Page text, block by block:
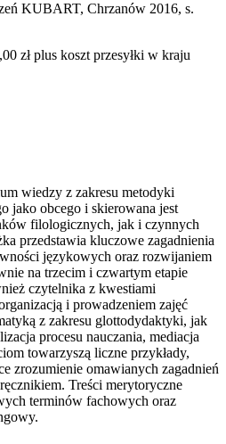
KUBART, Chrzanów 2016, s.
zł plus koszt przesyłki w kraju
wiedzy z zakresu metodyki
jako obcego i skierowana jest
filologicznych, jak i czynnych
przedstawia kluczowe zagadnienia
językowych oraz rozwijaniem
na trzecim i czwartym etapie
czytelnika z kwestiami
i prowadzeniem zajęć
z zakresu glottodydaktyki, jak
procesu nauczania, mediacja
towarzyszą liczne przykłady,
zrozumienie omawianych zagadnień
Treści merytoryczne
terminów fachowych oraz